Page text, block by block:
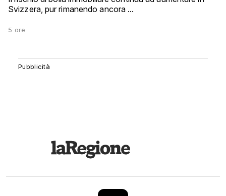
Svizzera, pur rimanendo ancora ...
5 ore